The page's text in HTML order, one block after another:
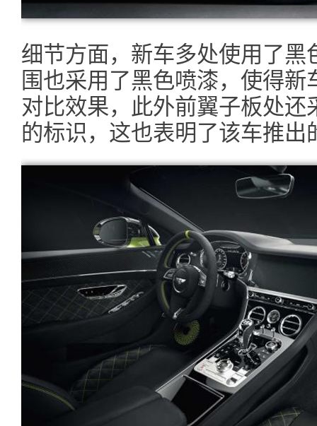
细节方面，新车多处使用了
围也采用了黑色喷漆，使得
对比效果，此外前翼子板处
的标识，这也表明了该车推出